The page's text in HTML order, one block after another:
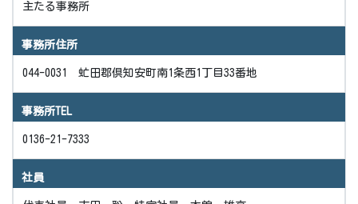
主たる事務所
事務所住所
044-0031 虻田郡倶知安町南1条西1丁目33番地
事務所TEL
0136-21-7333
社員